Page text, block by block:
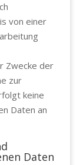
von einer
Zwecke der
zur
keine
Daten an
Daten